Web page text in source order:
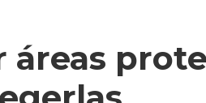
áreas